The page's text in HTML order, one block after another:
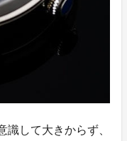
して大きからず、